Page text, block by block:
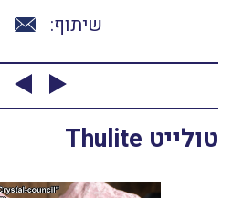
שיתוף:
טולייט Thulite